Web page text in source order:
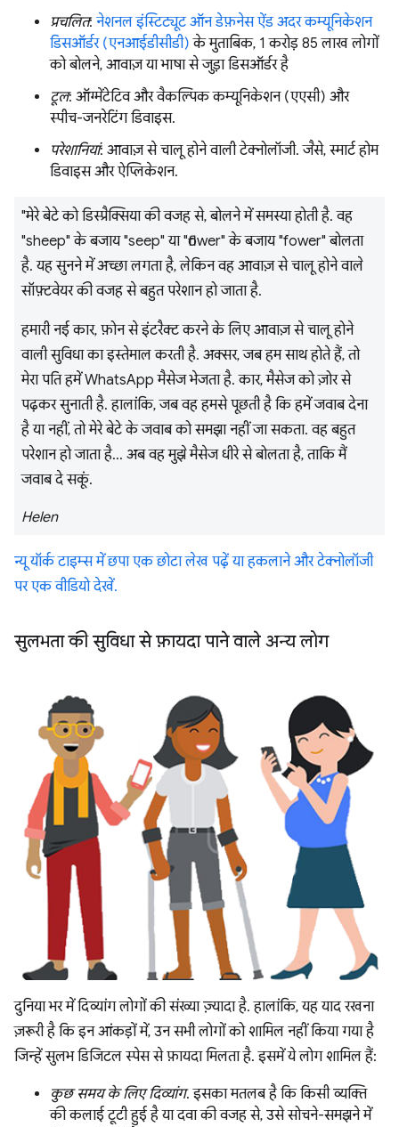
प्रचलित: नेशनल इंस्टिट्यूट ऑन डेफ़नेस ऐंड अदर कम्यूनिकेशन
डिसऑर्डर (एनआईडीसीडी) के मुताबिक, 1 करोड़ 85 लाख लोगों
को बोलने, आवाज़ या भाषा से जुड़ा डिसऑर्डर है
टूल: ऑग्मेंटेटिव और वैकल्पिक कम्यूनिकेशन (एएसी) और
स्पीच-जनरेटिंग डिवाइस.
परेशानियां: आवाज़ से चालू होने वाली टेक्नोलॉजी. जैसे, स्मार्ट होम
डिवाइस और ऐप्लिकेशन.
"मेरे बेटे को डिस्प्रैक्सिया की वजह से, बोलने में समस्या होती है. वह
"sheep" के बजाय "seep" या "flower" के बजाय "fower" बोलता
है. यह सुनने में अच्छा लगता है, लेकिन वह आवाज़ से चालू होने वाले
सॉफ़्टवेयर की वजह से बहुत परेशान हो जाता है.
हमारी नई कार, फ़ोन से इंटरैक्ट करने के लिए आवाज़ से चालू होने
वाली सुविधा का इस्तेमाल करती है. अक्सर, जब हम साथ होते हैं, तो
मेरा पति हमें WhatsApp मैसेज भेजता है. कार, मैसेज को ज़ोर से
पढ़कर सुनाती है. हालांकि, जब वह हमसे पूछती है कि हमें जवाब देना
है या नहीं, तो मेरे बेटे के जवाब को समझा नहीं जा सकता. वह बहुत
परेशान हो जाता है... अब वह मुझे मैसेज धीरे से बोलता है, ताकि मैं
जवाब दे सकूं.
Helen
न्यू यॉर्क टाइम्स में छपा एक छोटा लेख पढ़ें या हकलाने और टेक्नोलॉजी
पर एक वीडियो देखें.
सुलभता की सुविधा से फ़ायदा पाने वाले अन्य लोग
दुनिया भर में दिव्यांग लोगों की संख्या ज़्यादा है. हालांकि, यह याद रखना
ज़रूरी है कि इन आंकड़ों में, उन सभी लोगों को शामिल नहीं किया गया है
जिन्हें सुलभ डिजिटल स्पेस से फ़ायदा मिलता है. इसमें ये लोग शामिल हैं:
कुछ समय के लिए दिव्यांग. इसका मतलब है कि किसी व्यक्ति
की कलाई टूटी हुई है या दवा की वजह से, उसे सोचने-समझने में